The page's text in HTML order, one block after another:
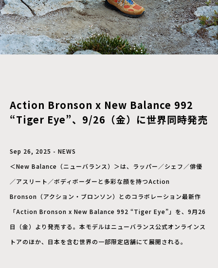
Action Bronson x New Balance 992
“Tiger Eye”、9/26（金）に世界同時発売
Sep 26, 2025 - NEWS
＜New Balance（ニューバランス）＞は、ラッパー／シェフ／俳優
／アスリート／ボディボーダーと多彩な顔を持つAction
Bronson（アクション・ブロンソン）とのコラボレーション最新作
「Action Bronson x New Balance 992 “Tiger Eye”」を、9月26
日（金）より発売する。本モデルはニューバランス公式オンラインス
トアのほか、日本を含む世界の一部限定店舗にて展開される。